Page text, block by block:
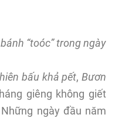
“toóc” trong ngày
bấu khả pết,Bươn
giêng không giết
ngày đầu năm